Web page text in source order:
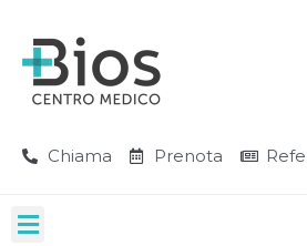
Chiama Prenota